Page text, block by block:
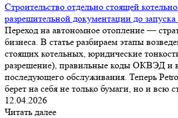
Строительство отдельно стоящей
разрешительной документации до запуска
Переход на автономное отопление —
бизнеса. В статье разбираем этапы
стоящих котельных, юридические
разрешение), правильные коды ОКВЭД и
последующего обслуживания. Теперь
берет на себя не только бумаги, но и всю
12.04.2026
Читать далее